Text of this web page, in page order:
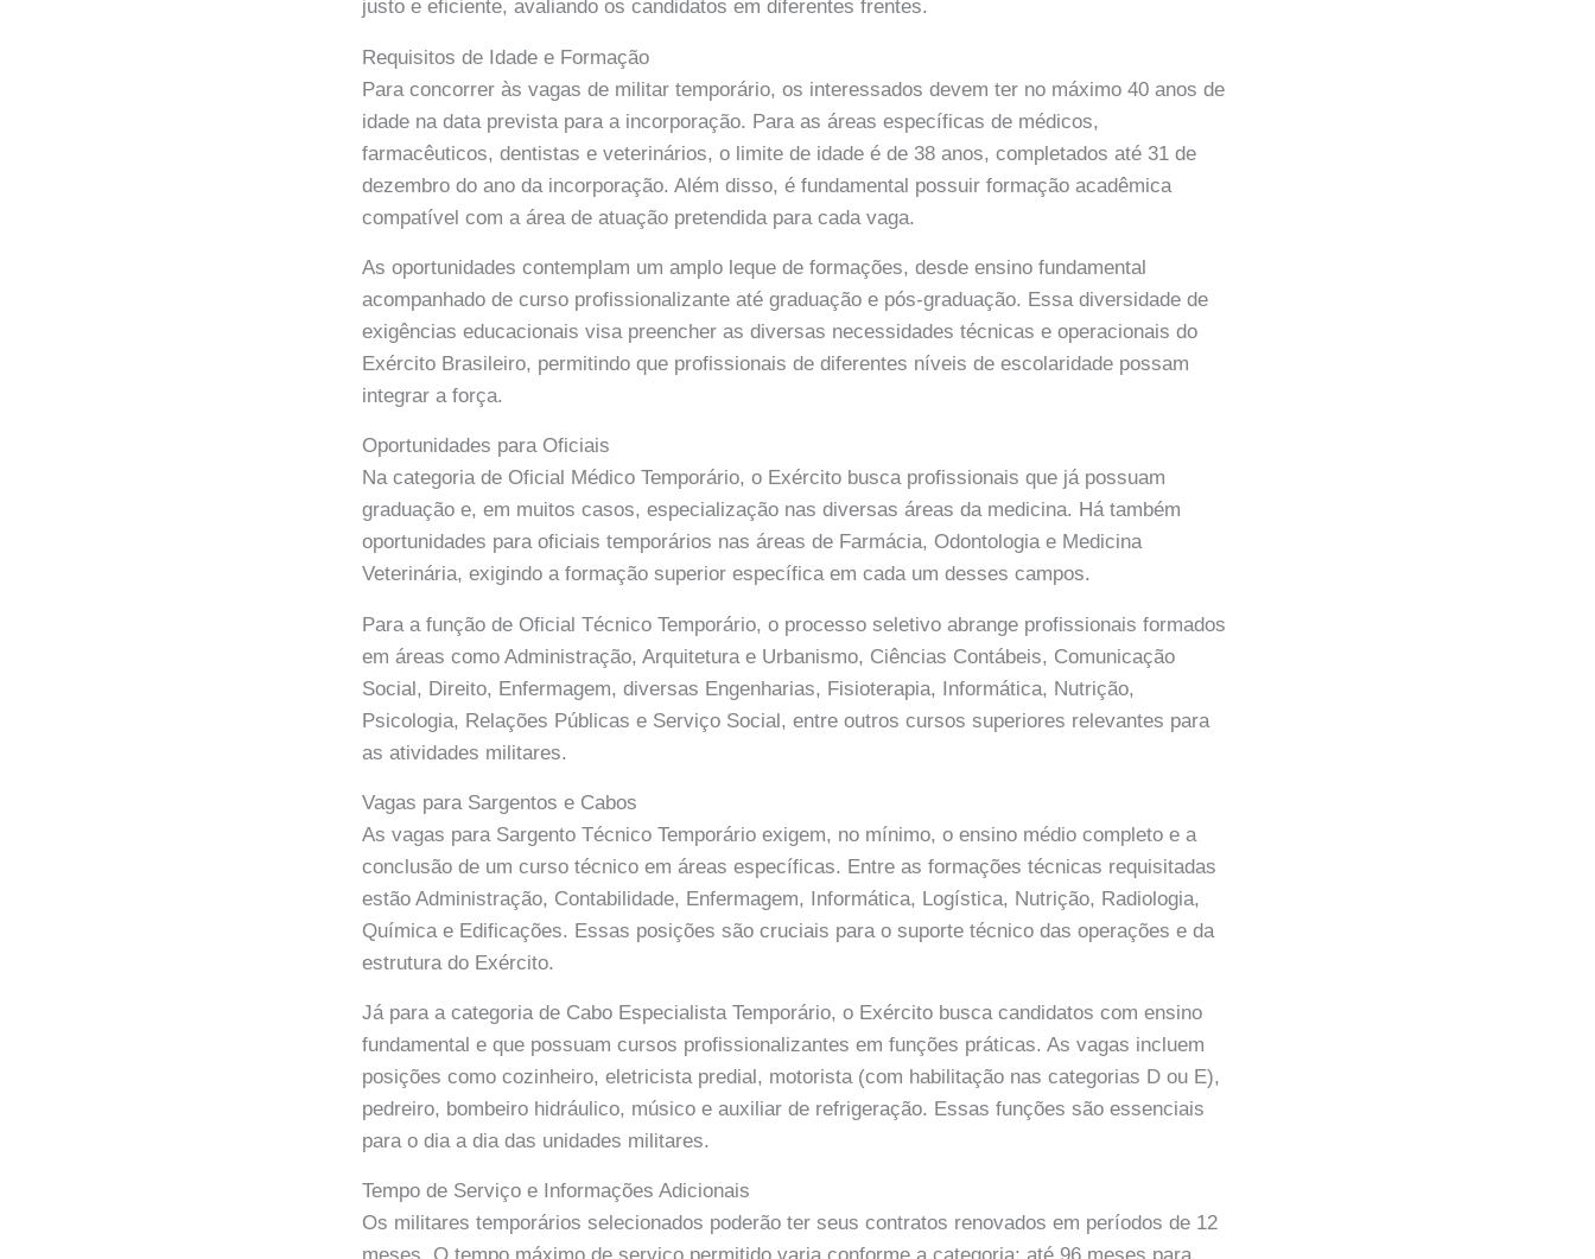
justo e eficiente, avaliando os candidatos em diferentes frentes.
Requisitos de Idade e Formação
Para concorrer às vagas de militar temporário, os interessados devem ter no máximo 40 anos de
idade na data prevista para a incorporação. Para as áreas específicas de médicos,
farmacêuticos, dentistas e veterinários, o limite de idade é de 38 anos, completados até 31 de
dezembro do ano da incorporação. Além disso, é fundamental possuir formação acadêmica
compatível com a área de atuação pretendida para cada vaga.
As oportunidades contemplam um amplo leque de formações, desde ensino fundamental
acompanhado de curso profissionalizante até graduação e pós-graduação. Essa diversidade de
exigências educacionais visa preencher as diversas necessidades técnicas e operacionais do
Exército Brasileiro, permitindo que profissionais de diferentes níveis de escolaridade possam
integrar a força.
Oportunidades para Oficiais
Na categoria de Oficial Médico Temporário, o Exército busca profissionais que já possuam
graduação e, em muitos casos, especialização nas diversas áreas da medicina. Há também
oportunidades para oficiais temporários nas áreas de Farmácia, Odontologia e Medicina
Veterinária, exigindo a formação superior específica em cada um desses campos.
Para a função de Oficial Técnico Temporário, o processo seletivo abrange profissionais formados
em áreas como Administração, Arquitetura e Urbanismo, Ciências Contábeis, Comunicação
Social, Direito, Enfermagem, diversas Engenharias, Fisioterapia, Informática, Nutrição,
Psicologia, Relações Públicas e Serviço Social, entre outros cursos superiores relevantes para
as atividades militares.
Vagas para Sargentos e Cabos
As vagas para Sargento Técnico Temporário exigem, no mínimo, o ensino médio completo e a
conclusão de um curso técnico em áreas específicas. Entre as formações técnicas requisitadas
estão Administração, Contabilidade, Enfermagem, Informática, Logística, Nutrição, Radiologia,
Química e Edificações. Essas posições são cruciais para o suporte técnico das operações e da
estrutura do Exército.
Já para a categoria de Cabo Especialista Temporário, o Exército busca candidatos com ensino
fundamental e que possuam cursos profissionalizantes em funções práticas. As vagas incluem
posições como cozinheiro, eletricista predial, motorista (com habilitação nas categorias D ou E),
pedreiro, bombeiro hidráulico, músico e auxiliar de refrigeração. Essas funções são essenciais
para o dia a dia das unidades militares.
Tempo de Serviço e Informações Adicionais
Os militares temporários selecionados poderão ter seus contratos renovados em períodos de 12